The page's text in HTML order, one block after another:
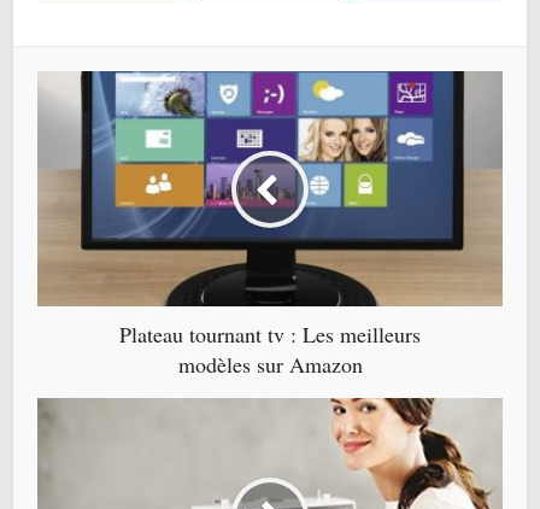
Plateau tournant tv : Les meilleurs
modèles sur Amazon